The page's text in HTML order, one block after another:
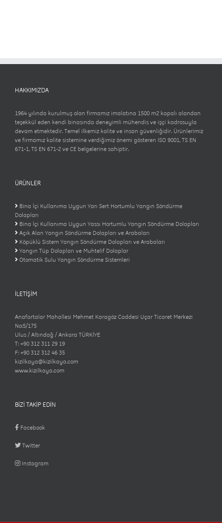
HAKKIMIZDA
1964 yılında kurulmuş olan firmamız imalatına 1500 m2 kapalı alandan
teşekkül eden kendi binasında deneyimli mühendis ve işçi kadrosuyla
devam etmektedir. Temel ilkemiz kalite ve insan güvenliğidir. Ürünlerimiz
ve firmamız kalite sistemine verdiğimiz önemi gösteren ISO 9001, TS EN
671-1, TS EN 671-2 ve CE belgelerine sahiptir.
ÜRÜNLER
Bina İçi Kullanıma Uygun Yarı Sert Hortumlu Yangın Söndürme
Dolapları
Bina İçi Kullanıma Uygun Yassı Hortumlu Yangın Söndürme Dolapları
Açık Alan Yangın Söndürme Dolapları ve Arabaları
Köpüklü Sistem Yangın Söndürme Dolapları ve Arabaları
Yangın Tüp Dolapları ve Muhtelif Dolaplar
Otomatik Sulu Yangın Söndürme Sistemleri
İLETİŞİM
Anafartalar Mahallesi Mehmet Karagöz Caddesi Uçar Ticaret Merkezi
No:5/175
Ulus / Altındağ / Ankara TÜRKİYE
T: +90 312 311 29 19
F: +90 312 312 46 35
kizilkaya@kizilkaya.com
www.kizilkaya.com
BİZİ TAKİP EDİN
Facebook
Twitter
Instagram